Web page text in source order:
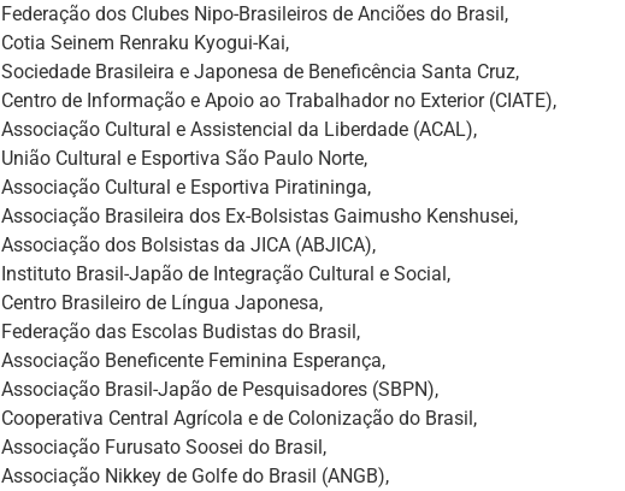
Federação dos Clubes Nipo-Brasileiros de Anciões do Brasil,
Cotia Seinem Renraku Kyogui-Kai,
Sociedade Brasileira e Japonesa de Beneficência Santa Cruz,
Centro de Informação e Apoio ao Trabalhador no Exterior (CIATE),
Associação Cultural e Assistencial da Liberdade (ACAL),
União Cultural e Esportiva São Paulo Norte,
Associação Cultural e Esportiva Piratininga,
Associação Brasileira dos Ex-Bolsistas Gaimusho Kenshusei,
Associação dos Bolsistas da JICA (ABJICA),
Instituto Brasil-Japão de Integração Cultural e Social,
Centro Brasileiro de Língua Japonesa,
Federação das Escolas Budistas do Brasil,
Associação Beneficente Feminina Esperança,
Associação Brasil-Japão de Pesquisadores (SBPN),
Cooperativa Central Agrícola e de Colonização do Brasil,
Associação Furusato Soosei do Brasil,
Associação Nikkey de Golfe do Brasil (ANGB),